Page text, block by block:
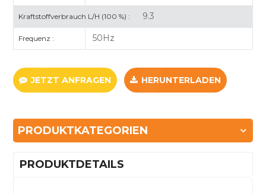
Kraftstoffverbrauch L/H (100 %) : 9.3
Frequenz : 50Hz
JETZT ANFRAGEN HERUNTERLADEN
PRODUKTKATEGORIEN
PRODUKTDETAILS